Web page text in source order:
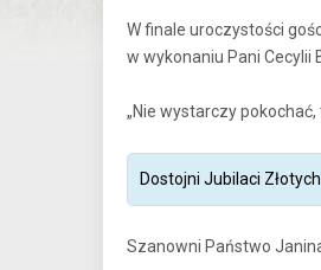
W finale uroczystości
w wykonaniu Pani Cecylii
„Nie wystarczy
Dostojni Jubilaci
Szanowni Państwo